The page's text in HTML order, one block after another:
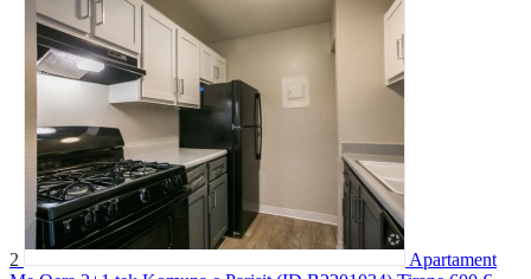
2
Apartament